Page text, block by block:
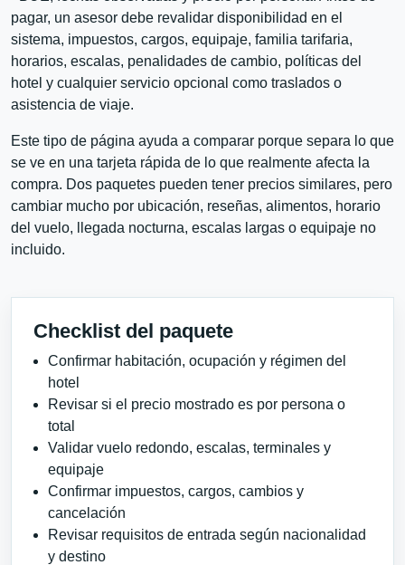
pagar, un asesor debe revalidar disponibilidad en el
sistema, impuestos, cargos, equipaje, familia tarifaria,
horarios, escalas, penalidades de cambio, políticas del
hotel y cualquier servicio opcional como traslados o
asistencia de viaje.
Este tipo de página ayuda a comparar porque separa lo que
se ve en una tarjeta rápida de lo que realmente afecta la
compra. Dos paquetes pueden tener precios similares, pero
cambiar mucho por ubicación, reseñas, alimentos, horario
del vuelo, llegada nocturna, escalas largas o equipaje no
incluido.
Checklist del paquete
Confirmar habitación, ocupación y régimen del
hotel
Revisar si el precio mostrado es por persona o
total
Validar vuelo redondo, escalas, terminales y
equipaje
Confirmar impuestos, cargos, cambios y
cancelación
Revisar requisitos de entrada según nacionalidad
y destino